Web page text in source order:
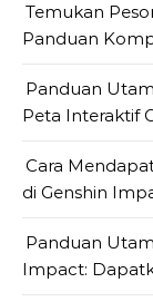
Temukan
Panduan
Panduan
Peta Interaktif
Cara
di Genshin
Panduan
Impact: